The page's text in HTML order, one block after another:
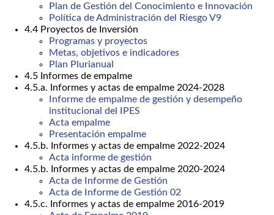
Plan de Gestión del Conocimiento e Innovación
Política de Administración del Riesgo V9
4.4 Proyectos de Inversión
Programas y proyectos
Metas, objetivos e indicadores
Plan Plurianual
4.5 Informes de empalme
4.5.a. Informes y actas de empalme 2024-2028
Informe de empalme de gestión y desempeño
institucional del IPES
Acta empalme
Presentación empalme
4.5.b. Informes y actas de empalme 2022-2024
Acta informe de gestión
4.5.b. Informes y actas de empalme 2020-2024
Acta de Informe de Gestión
Acta de Informe de Gestión 02
4.5.c. Informes y actas de empalme 2016-2019